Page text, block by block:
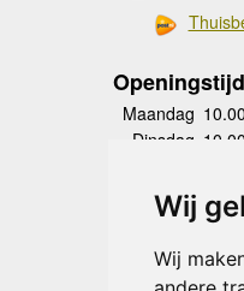
Wij
Wij
Maandag
Dinsdag
Donderdag
Vrijdag